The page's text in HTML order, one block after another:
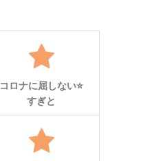
コロナに屈しない⭐
すぎと